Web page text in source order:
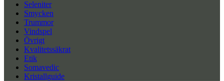
Seleniter
Smycken
Trummor
Vindspel
Övrigt
Kvalitetssäkrat
Etik
Somavedic
Kristallguide